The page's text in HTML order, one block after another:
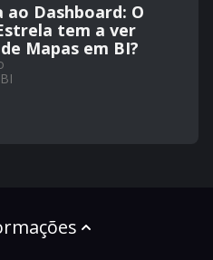
Dashboard: O
tem a ver
Mapas em BI?